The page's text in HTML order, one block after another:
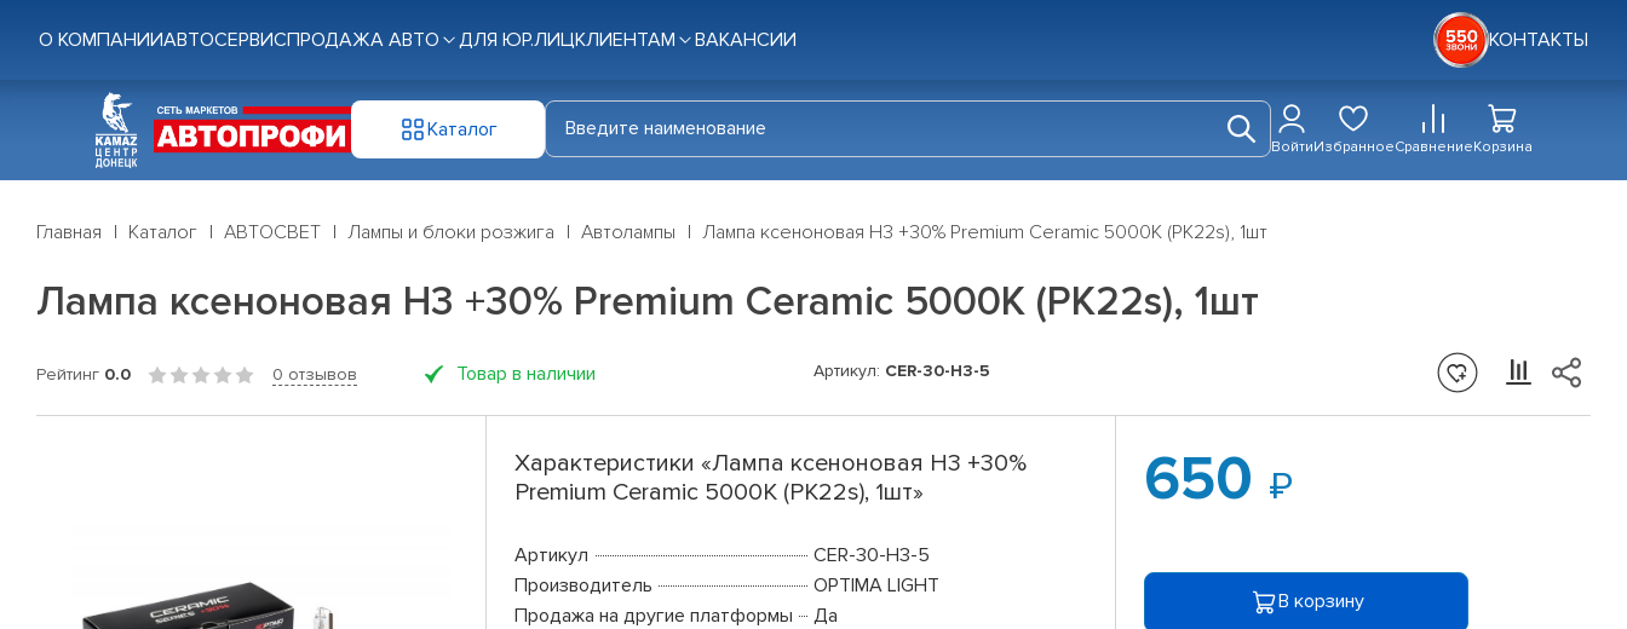
О КОМПАНИИАВТОСЕРВИСПРОДАЖА АВТО ДЛЯ ЮР.ЛИЦКЛИЕНТАМ ВАКАНСИИ КОНТАКТЫ
Каталог
ВойтиИзбранноеСравнениеКорзина
Главная Каталог АВТОСВЕТ Лампы и блоки розжига Автолампы Лампа ксеноновая H3 +30% Premium Ceramic 5000K (PK22s), 1шт
Лампа ксеноновая H3 +30% Premium Ceramic 5000K (PK22s), 1шт
Рейтинг 0.0 0 отзывов Товар в наличии Артикул: CER-30-H3-5
Характеристики «Лампа ксеноновая H3 +30%
Premium Ceramic 5000K (PK22s), 1шт»
Артикул
CER-30-H3-5
Производитель
OPTIMA LIGHT
Продажа на другие платформы
Да
650
В корзину